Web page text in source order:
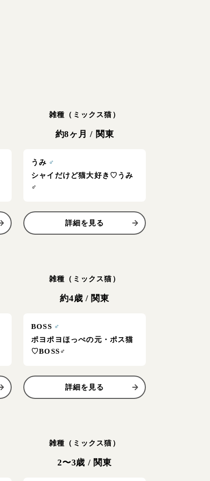
雑種（ミックス猫）
約8ヶ月 / 関東
うみ ♂
シャイだけど猫大好き♡うみ
♂
詳細を見る
雑種（ミックス猫）
約4歳 / 関東
BOSS ♂
ポヨポヨほっぺの元・ポス猫
♡BOSS♂
詳細を見る
雑種（ミックス猫）
2〜3歳 / 関東